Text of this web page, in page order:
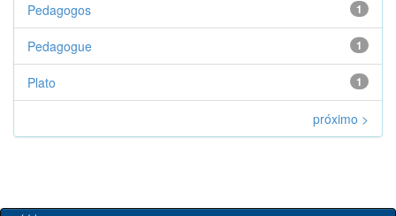
1
Pedagogos
1
Pedagogue
1
Plato
próximo >